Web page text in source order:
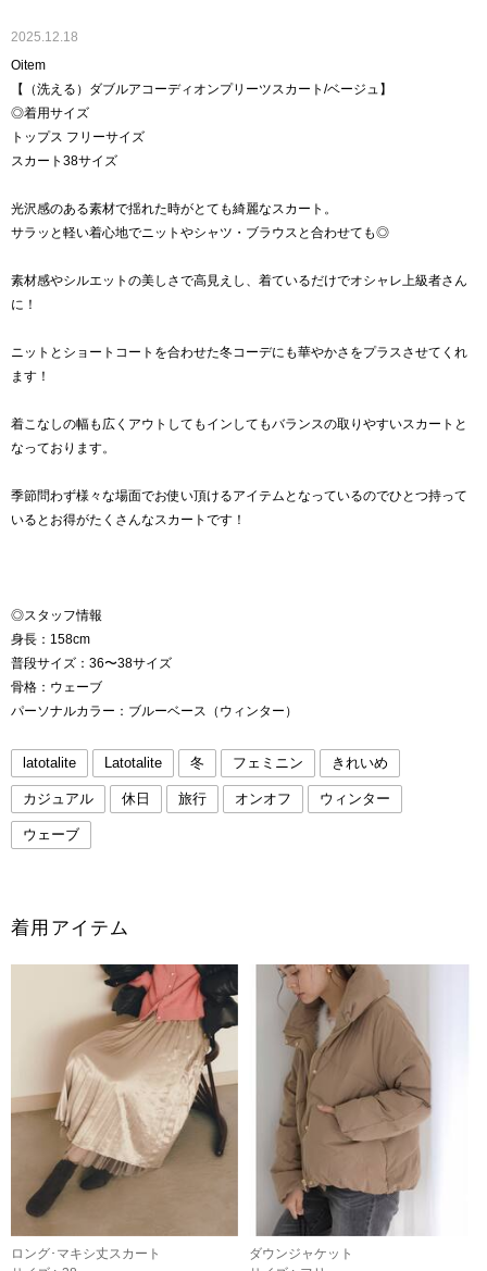
2025.12.18
Oitem
【（洗える）ダブルアコーディオンプリーツスカート/ベージュ】
◎着用サイズ
トップス フリーサイズ
スカート38サイズ
光沢感のある素材で揺れた時がとても綺麗なスカート。
サラッと軽い着心地でニットやシャツ・ブラウスと合わせても◎
素材感やシルエットの美しさで高見えし、着ているだけでオシャレ上級者さん
に！
ニットとショートコートを合わせた冬コーデにも華やかさをプラスさせてくれ
ます！
着こなしの幅も広くアウトしてもインしてもバランスの取りやすいスカートと
なっております。
季節問わず様々な場面でお使い頂けるアイテムとなっているのでひとつ持って
いるとお得がたくさんなスカートです！
◎スタッフ情報
身長：158cm
普段サイズ：36〜38サイズ
骨格：ウェーブ
パーソナルカラー：ブルーベース（ウィンター）
latotalite Latotalite 冬 フェミニン きれいめ
カジュアル 休日 旅行 オンオフ ウィンター
ウェーブ
着用アイテム
ロング･マキシ丈スカート
ダウンジャケット